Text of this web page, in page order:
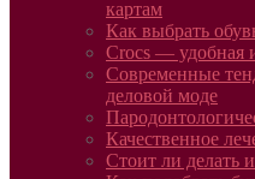
картам
Как выбрать
Crocs — удобная
Современные
деловой моде
Качественное
Стоит ли делать